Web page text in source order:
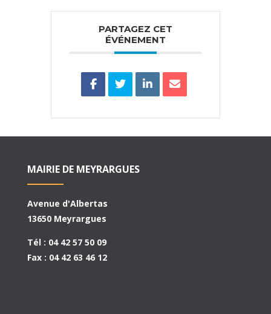
PARTAGEZ CET
ÉVÉNEMENT
MAIRIE DE MEYRARGUES
Avenue d'Albertas
13650 Meyrargues
Tél : 04 42 57 50 09
Fax : 04 42 63 46 12